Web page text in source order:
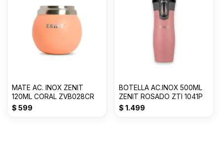
MATE AC. INOX ZENIT
120ML CORAL ZVB028CR
$ 599
BOTELLA AC.INOX 500ML
ZENIT ROSADO ZTI 1041P
$ 1.499